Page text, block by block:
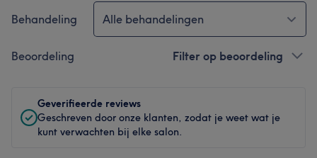
Behandeling Alle behandelingen
Beoordeling Filter op beoordeling
Geverifieerde reviews
Geschreven door onze klanten, zodat je weet wat je
kunt verwachten bij elke salon.